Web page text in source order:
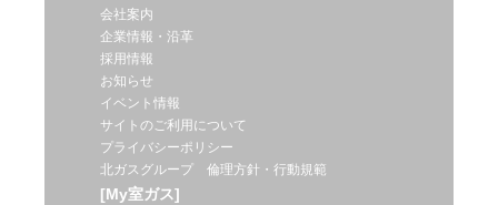
会社案内
企業情報・沿革
採用情報
お知らせ
イベント情報
サイトのご利用について
プライバシーポリシー
北ガスグループ 倫理方針・行動規範
[My室ガス]